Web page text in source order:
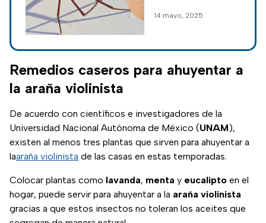
una
desapercibidos; por
conocer los
síntomas ya que sus
efectos ocurren
14 mayo, 2025
Remedios caseros para ahuyentar a
la araña violinista
De acuerdo con científicos e investigadores de la
Universidad Nacional Autónoma de México (UNAM),
existen al menos tres plantas que sirven para ahuyentar a
laaraña violinista de las casas en estas temporadas.
Colocar plantas como lavanda, menta y eucalipto en el
hogar, puede servir para ahuyentar a la araña violinista
gracias a que estos insectos no toleran los aceites que